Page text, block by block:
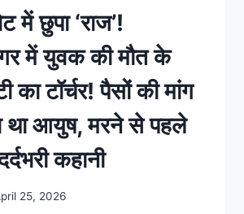
में छुपा ‘राज’!
में युवक की मौत के
का टॉर्चर! पैसों की मांग
था आयुष, मरने से पहले
कहानी
25, 2026